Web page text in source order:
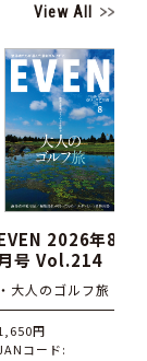
View All
2026年8
号 Vol.214
・大人のゴルフ旅
円
コード: